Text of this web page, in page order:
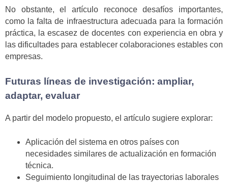
No obstante, el artículo reconoce desafíos importantes,
como la falta de infraestructura adecuada para la formación
práctica, la escasez de docentes con experiencia en obra y
las dificultades para establecer colaboraciones estables con
empresas.
Futuras líneas de investigación: ampliar,
adaptar, evaluar
A partir del modelo propuesto, el artículo sugiere explorar:
Aplicación del sistema en otros países con
necesidades similares de actualización en formación
técnica.
Seguimiento longitudinal de las trayectorias laborales